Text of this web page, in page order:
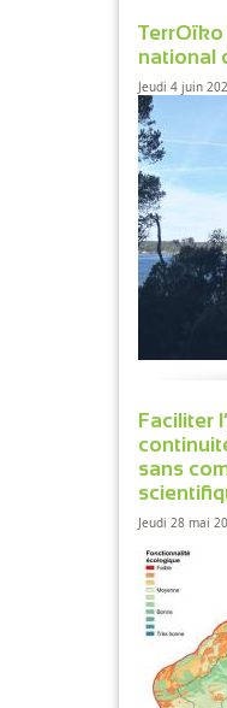
TerrOïko
national
Jeudi 4 juin
Faciliter
sans
Jeudi 28 mai